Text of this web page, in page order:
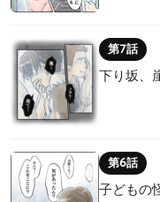
第7話
下り坂、
第6話
子どもの